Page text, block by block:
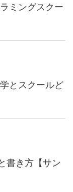
ミングスクー
とスクールど
書き方【サン